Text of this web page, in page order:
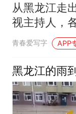
从黑龙江走
视主持人，
凡，你认识
青春爱写字 APP
黑龙江的雨